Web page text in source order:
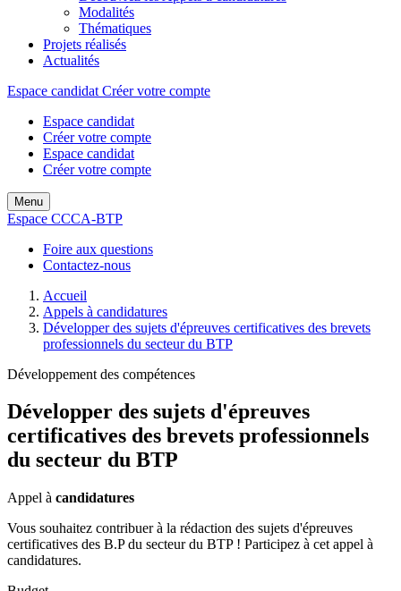
Modalités
Thématiques
Projets réalisés
Actualités
Espace candidat Créer votre compte
Espace candidat
Créer votre compte
Espace candidat
Créer votre compte
Menu
Espace CCCA-BTP
Foire aux questions
Contactez-nous
Accueil
Appels à candidatures
Développer des sujets d'épreuves certificatives des brevets
professionnels du secteur du BTP
Développement des compétences
Développer des sujets d'épreuves
certificatives des brevets professionnels
du secteur du BTP
Appel à candidatures
Vous souhaitez contribuer à la rédaction des sujets d'épreuves
certificatives des B.P du secteur du BTP ! Participez à cet appel à
candidatures.